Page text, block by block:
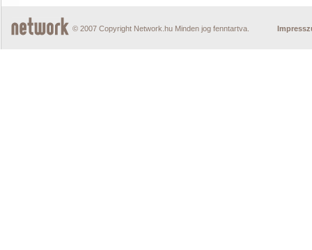
© 2007 Copyright Network.hu Minden jog fenntartva.